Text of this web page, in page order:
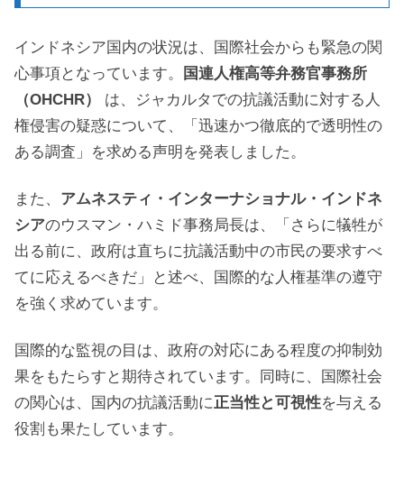
インドネシア国内の状況は、国際社会からも緊急の関
心事項となっています。
国連人権高等弁務官事務所
（OHCHR）
は、ジャカルタでの抗議活動に対する人
権侵害の疑惑について、「迅速かつ徹底的で透明性の
ある調査」を求める声明を発表しました。
また、 アムネスティ・インターナショナル・インドネ
シアのウスマン・ハミド事務局長は、「さらに犠牲が
出る前に、政府は直ちに抗議活動中の市民の要求すべ
てに応えるべきだ」と述べ、国際的な人権基準の遵守
を強く求めています。
国際的な監視の目は、政府の対応にある程度の抑制効
果をもたらすと期待されています。同時に、国際社会
の関心は、国内の抗議活動に 正当性と可視性を与える
役割も果たしています。